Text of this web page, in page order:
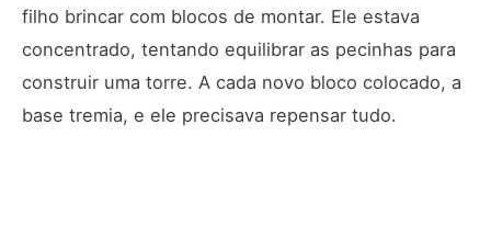
filho brincar com blocos de montar. Ele estava
concentrado, tentando equilibrar as pecinhas para
construir uma torre. A cada novo bloco colocado, a
base tremia, e ele precisava repensar tudo.